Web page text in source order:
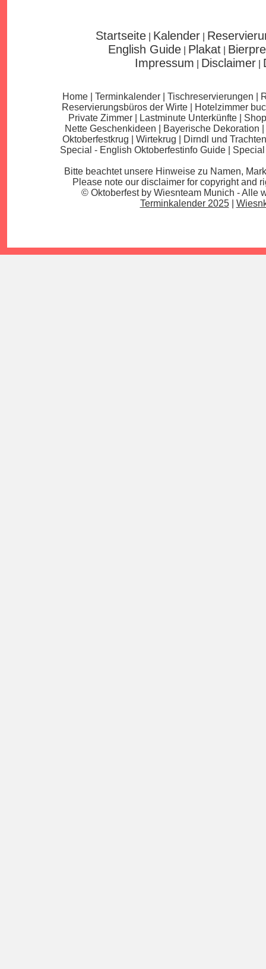
Startseite Kalender
English Guide| Plakat|
Impressum
Disclaimer|
Home| Terminkalender| Tischreservierungen
Reservierungsbüros der Wirte|
Hotelzimmer
Private Zimmer
Lastminute Unterkünfte
Nette Geschenkideen
Bayerische Dekoration
Oktoberfestkrug
Wirtekrug
Dirndl und Trachten
Special - English Oktoberfestinfo Guide|
Bitte beachtet unsere Hinweise zu Namen,
Please note our disclaimer for copyright and
© Oktoberfestby Wiesnteam Munich - Alle
Terminkalender 2025|